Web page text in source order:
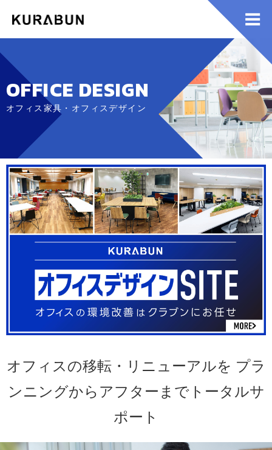
OFFICE DESIGN
オフィス家具・オフィスデザイン
オフィスの移転・リニューアルを プラ
ンニングからアフターまでトータルサ
ポート